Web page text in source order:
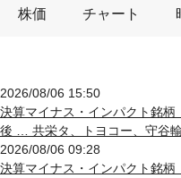
株価 チャート
2026/08/06 15:50
決算マイナス・インパクト銘
後 … 共栄タ、トヨコー、守谷
2026/08/06 09:28
決算マイナス・インパクト銘